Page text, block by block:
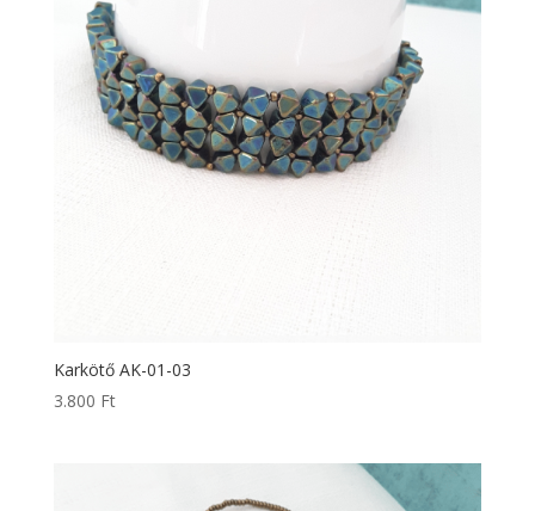
Karkötő AK-01-03
3.800 Ft